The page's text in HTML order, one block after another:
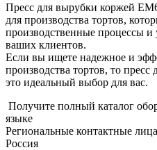
Пресс для вырубки коржей
для производства тортов,
производственные процессы и
ваших клиентов.
Если вы ищете надежное и
производства тортов, то
это идеальный выбор для вас.
Получите полный каталог
языке
Региональные контактные лица
Россия